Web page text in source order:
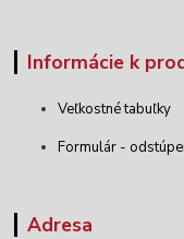
Informácie k
Veľkostné tabuľky
Formulár -
Adresa